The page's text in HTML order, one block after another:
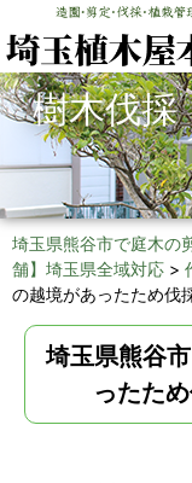
樹木伐採
埼玉県熊谷市で庭木の
舗】埼玉県全域対応 >
の越境があったため伐
埼玉県熊谷
ったた